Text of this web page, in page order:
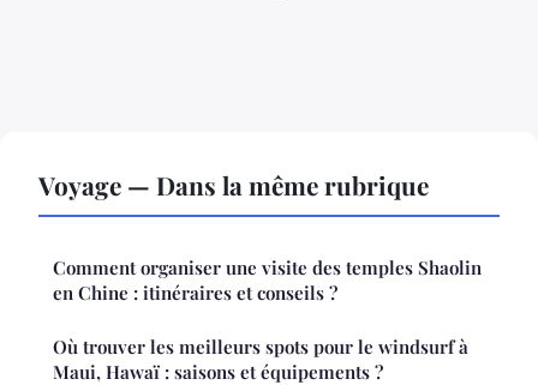
Voyage — Dans la même rubrique
Comment organiser une visite des temples Shaolin
en Chine : itinéraires et conseils ?
Où trouver les meilleurs spots pour le windsurf à
Maui, Hawaï : saisons et équipements ?